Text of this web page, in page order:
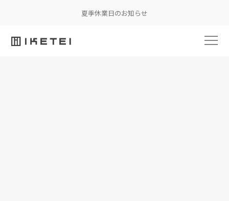
夏季休業日のお知らせ